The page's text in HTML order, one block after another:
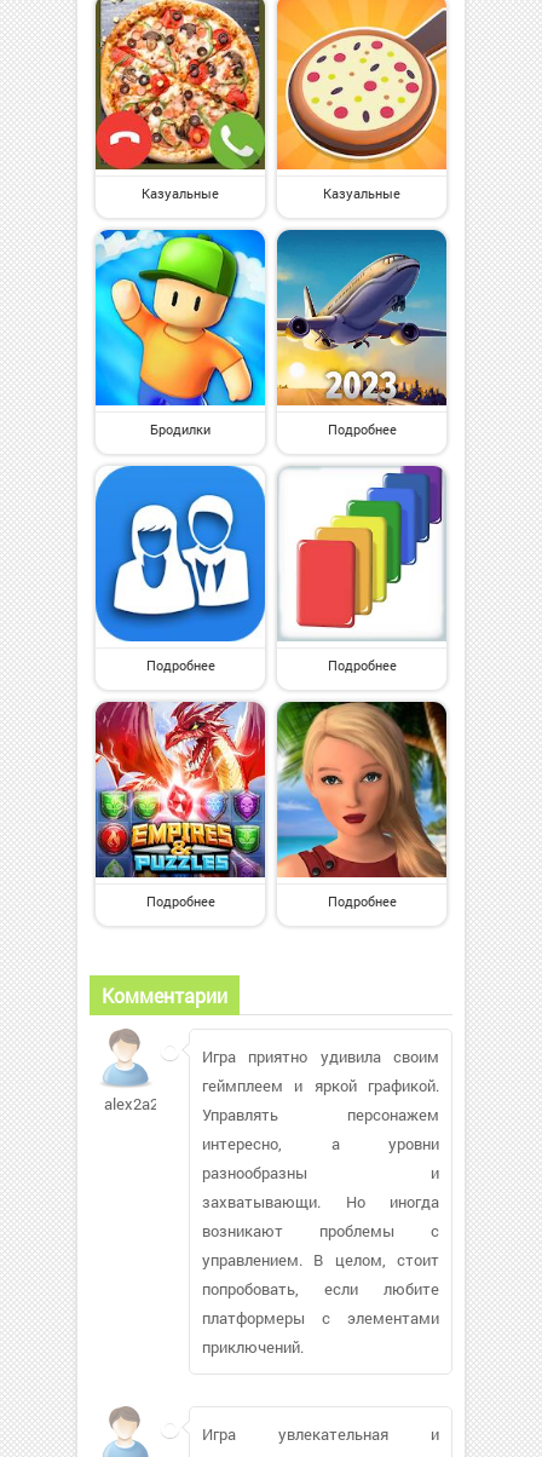
Казуальные Казуальные
Бродилки Подробнее
Подробнее Подробнее
Подробнее Подробнее
Комментарии
alex2a2004126
Игра приятно удивила своим
геймплеем и яркой графикой.
Управлять персонажем
интересно, а уровни
разнообразны и
захватывающи. Но иногда
возникают проблемы с
управлением. В целом, стоит
попробовать, если любите
платформеры с элементами
приключений.
Игра увлекательная и